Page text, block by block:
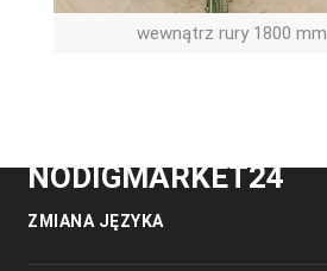
wewnątrz rury 1800 mm
NODIGMARKET24
ZMIANA JĘZYKA